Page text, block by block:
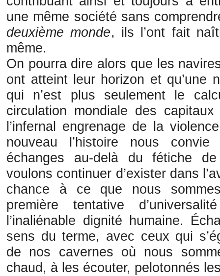
une même société sans
deuxième monde, ils l’ont fait
même.
On pourra dire alors que les
ont atteint leur horizon et qu’une
qui n’est plus seulement le
circulation mondiale des
l’infernal engrenage de la
nouveau l’histoire nous
échanges au-delà du fétiche
voulons continuer d’exister dans
chance à ce que nous
première tentative
l’inaliénable dignité humaine.
sens du terme, avec ceux qui
de nos cavernes où nous
chaud, à les écouter, pelotonnés